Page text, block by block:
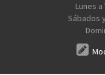
Lunes
Sábados